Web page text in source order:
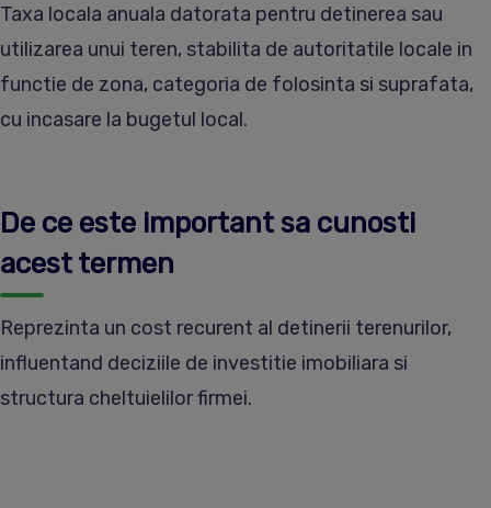
Taxa locala anuala datorata pentru detinerea sau
utilizarea unui teren, stabilita de autoritatile locale in
functie de zona, categoria de folosinta si suprafata,
cu incasare la bugetul local.
De ce este important sa cunosti
acest termen
Reprezinta un cost recurent al detinerii terenurilor,
influentand deciziile de investitie imobiliara si
structura cheltuielilor firmei.